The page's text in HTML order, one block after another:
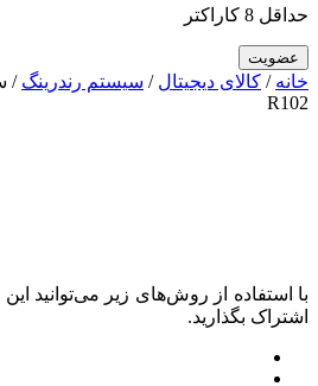
حداقل 8 کاراکتر
خانه / کالای دیجیتال / سیستم رندرینگ
R102
با استفاده از روش‌های زیر می‌توانید
اشتراک بگذارید.